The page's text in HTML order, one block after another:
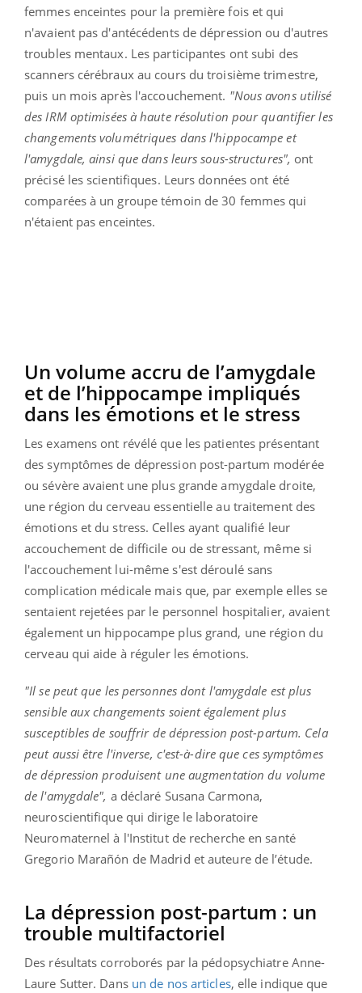
femmes enceintes pour la première fois et qui
n'avaient pas d'antécédents de dépression ou d'autres
troubles mentaux. Les participantes ont subi des
scanners cérébraux au cours du troisième trimestre,
puis un mois après l'accouchement. "Nous avons utilisé
des IRM optimisées à haute résolution pour quantifier les
changements volumétriques dans l'hippocampe et
l'amygdale, ainsi que dans leurs sous-structures", ont
précisé les scientifiques. Leurs données ont été
comparées à un groupe témoin de 30 femmes qui
n'étaient pas enceintes.
Un volume accru de l’amygdale
et de l’hippocampe impliqués
dans les émotions et le stress
Les examens ont révélé que les patientes présentant
des symptômes de dépression post-partum modérée
ou sévère avaient une plus grande amygdale droite,
une région du cerveau essentielle au traitement des
émotions et du stress. Celles ayant qualifié leur
accouchement de difficile ou de stressant, même si
l'accouchement lui-même s'est déroulé sans
complication médicale mais que, par exemple elles se
sentaient rejetées par le personnel hospitalier, avaient
également un hippocampe plus grand, une région du
cerveau qui aide à réguler les émotions.
"Il se peut que les personnes dont l'amygdale est plus
sensible aux changements soient également plus
susceptibles de souffrir de dépression post-partum. Cela
peut aussi être l'inverse, c'est-à-dire que ces symptômes
de dépression produisent une augmentation du volume
de l'amygdale", a déclaré Susana Carmona,
neuroscientifique qui dirige le laboratoire
Neuromaternel à l'Institut de recherche en santé
Gregorio Marañón de Madrid et auteure de l’étude.
La dépression post-partum : un
trouble multifactoriel
Des résultats corroborés par la pédopsychiatre Anne-
Laure Sutter. Dans un de nos articles, elle indique que